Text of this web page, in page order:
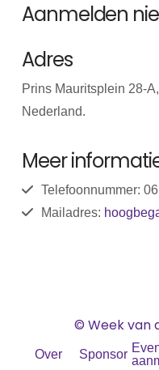
Aanmelden
Adres
Prins Mauritsplein 28-
Nederland.
Meer
Telefoonnummer:
Mailadres:
© Week van
Over Sponsoren